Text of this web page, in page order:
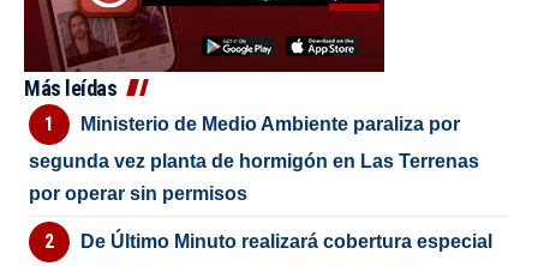
Más leídas
Ministerio de Medio Ambiente paraliza por
segunda vez planta de hormigón en Las Terrenas
por operar sin permisos
De Último Minuto realizará cobertura especial